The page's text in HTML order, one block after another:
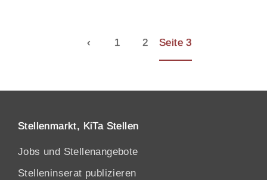
‹ 1 2 Seite 3
Stellenmarkt, KiTa Stellen
Jobs und Stellenangebote
Stelleninserat publizieren